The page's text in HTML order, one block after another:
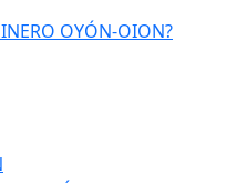
OYÓN-OION?